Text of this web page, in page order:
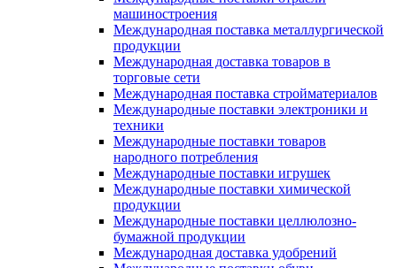
машиностроения
Международная поставка металлургической
продукции
Международная доставка товаров в
торговые сети
Международная поставка стройматериалов
Международные поставки электроники и
техники
Международные поставки товаров
народного потребления
Международные поставки игрушек
Международные поставки химической
продукции
Международные поставки целлюлозно-
бумажной продукции
Международная доставка удобрений